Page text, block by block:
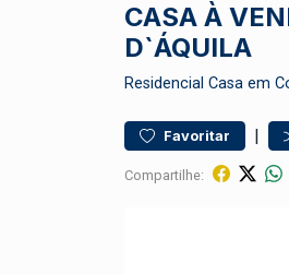
CASA À
D`ÁQUILA
Residencial Casa em
Favoritar |
Compartilhe: